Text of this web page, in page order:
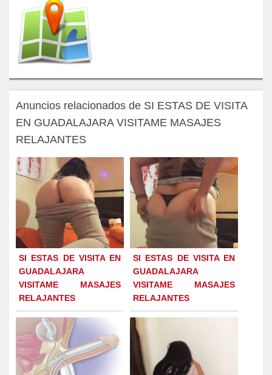
Anuncios relacionados de SI ESTAS DE VISITA
EN GUADALAJARA VISITAME MASAJES
RELAJANTES
SI ESTAS DE VISITA EN
GUADALAJARA
VISITAME MASAJES
RELAJANTES
SI ESTAS DE VISITA EN
GUADALAJARA
VISITAME MASAJES
RELAJANTES